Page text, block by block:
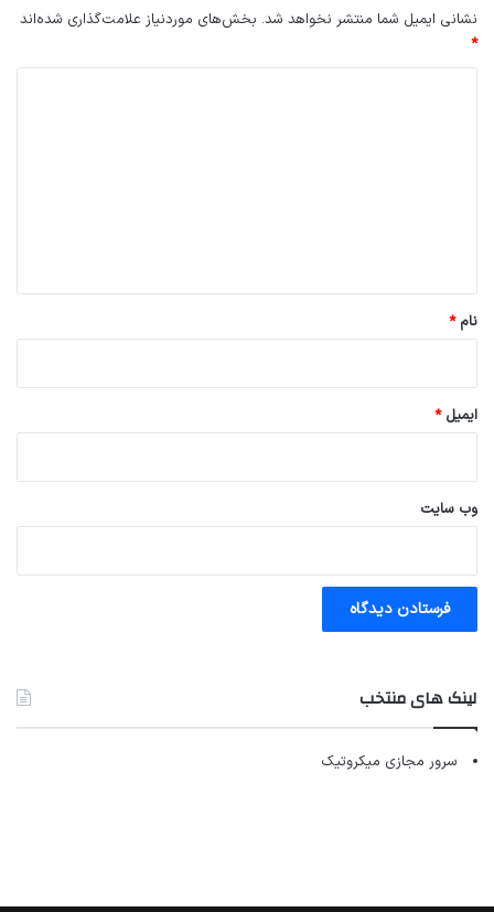
نشانی ایمیل شما منتشر نخواهد شد. بخش‌های موردنیاز علامت‌گذاری شده‌اند
*
نام*
ایمیل*
وب‌ سایت
لینک های منتخب
سرور مجازی میکروتیک